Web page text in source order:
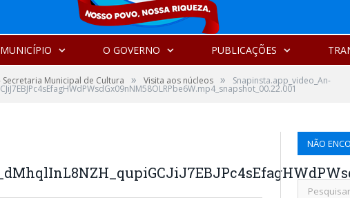
O GOVERNO PUBLICAÇÕES
Municipal de Cultura » Visita aos núcleos » Snapinsta.app_video_An-
NÃO